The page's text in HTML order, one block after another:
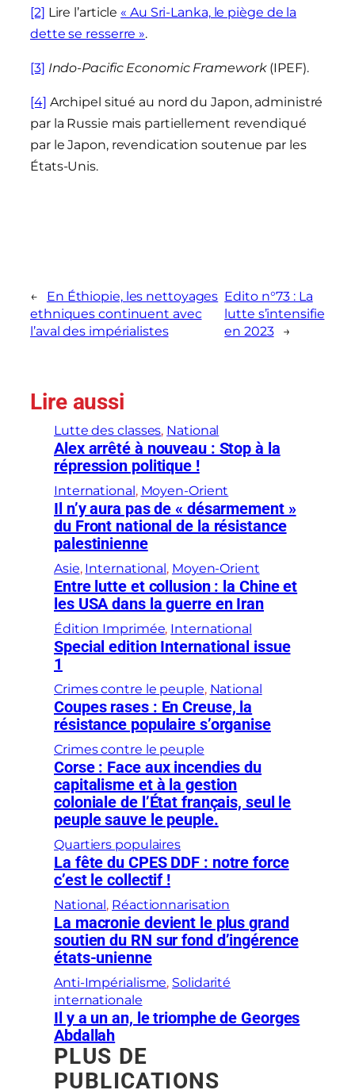
[2] Lire l’article « Au Sri-Lanka, le piège de la
dette se resserre ».
[3] Indo-Pacific Economic Framework(IPEF).
[4] Archipel situé au nord du Japon, administré
par la Russie mais partiellement revendiqué
par le Japon, revendication soutenue par les
États-Unis.
←
En Éthiopie, les nettoyages
ethniques continuent avec
l’aval des impérialistes
Edito n°73 : La
lutte s’intensifie
en 2023
→
Lire aussi
Lutte des classes, National
Alex arrêté à nouveau : Stop à la
répression politique !
International, Moyen-Orient
Il n’y aura pas de « désarmement »
du Front national de la résistance
palestinienne
Asie, International, Moyen-Orient
Entre lutte et collusion : la Chine et
les USA dans la guerre en Iran
Édition Imprimée, International
Special edition International issue
1
Crimes contre le peuple, National
Coupes rases : En Creuse, la
résistance populaire s’organise
Crimes contre le peuple
Corse : Face aux incendies du
capitalisme et à la gestion
coloniale de l’État français, seul le
peuple sauve le peuple.
Quartiers populaires
La fête du CPES DDF : notre force
c’est le collectif !
National, Réactionnarisation
La macronie devient le plus grand
soutien du RN sur fond d’ingérence
états-unienne
Anti-Impérialisme, Solidarité
internationale
Il y a un an, le triomphe de Georges
Abdallah
PLUS DE
PUBLICATIONS